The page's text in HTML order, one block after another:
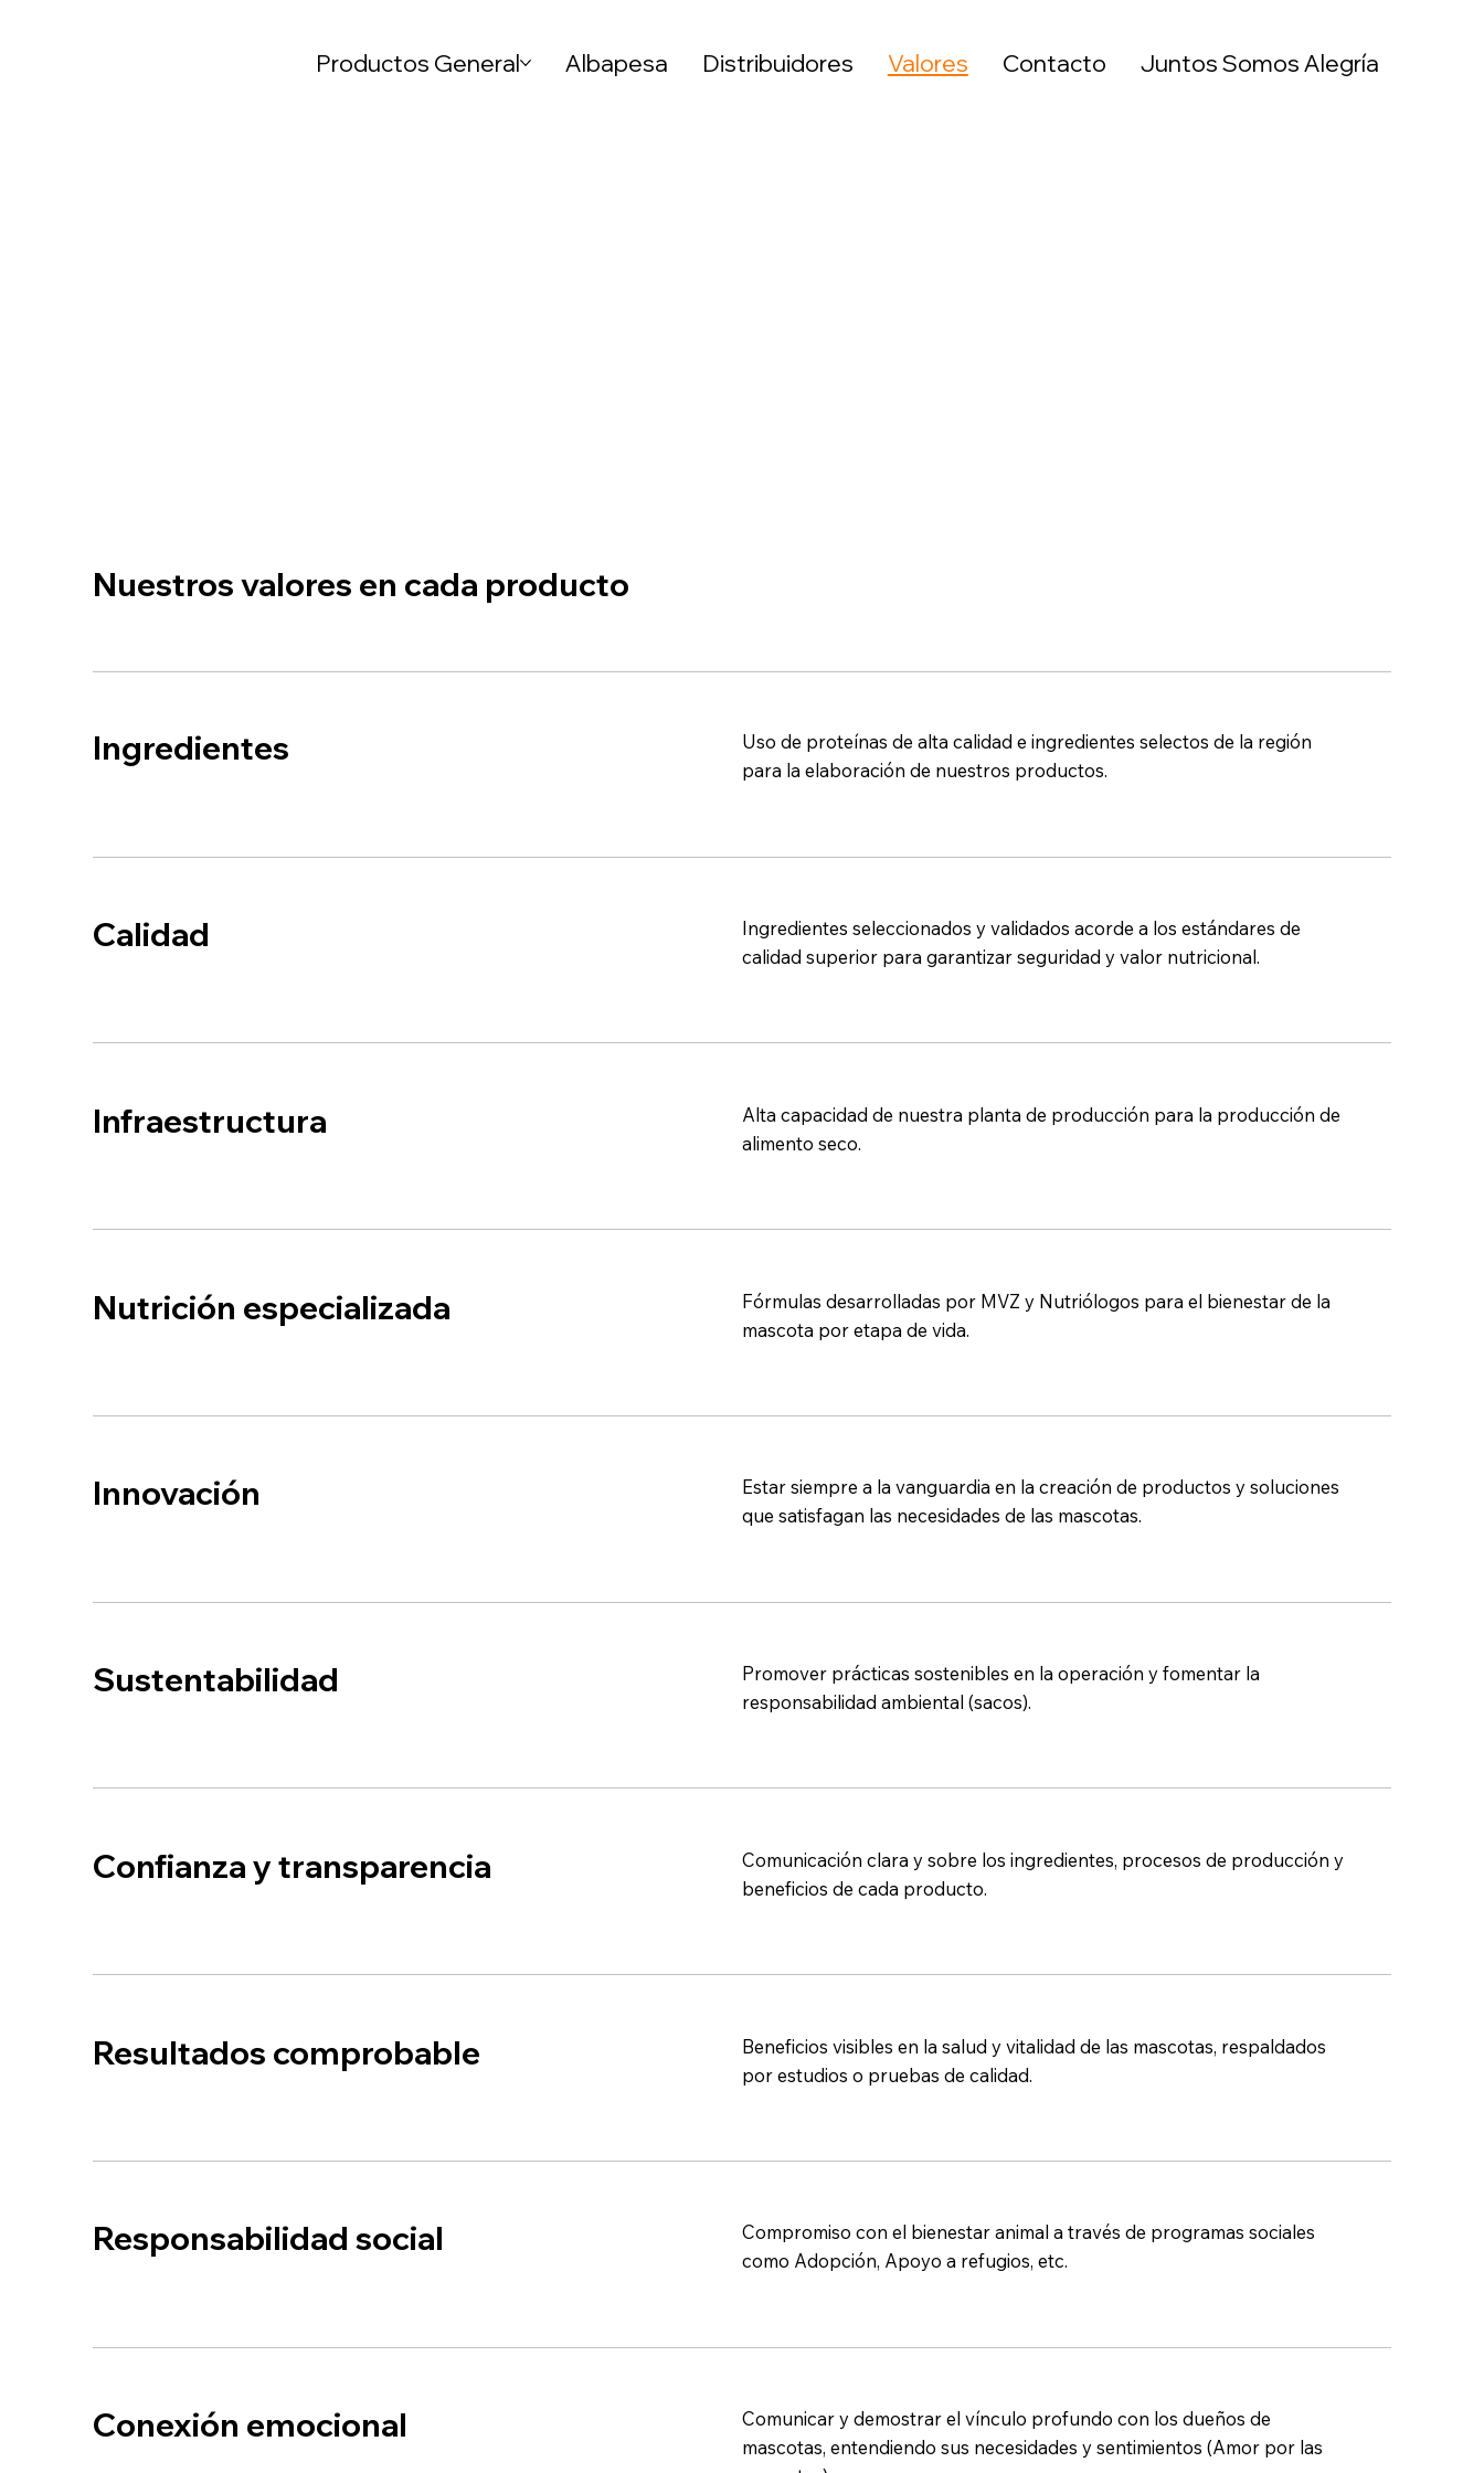
Productos General Albapesa Distribuidores Valores Contacto Juntos Somos Alegría
Nuestros valores en cada producto
Ingredientes
Uso de proteínas de alta calidad e ingredientes selectos de la región
para la elaboración de nuestros productos.
Calidad
Ingredientes seleccionados y validados acorde a los estándares de
calidad superior para garantizar seguridad y valor nutricional.
Infraestructura
Alta capacidad de nuestra planta de producción para la producción de
alimento seco.
Nutrición especializada
Fórmulas desarrolladas por MVZ y Nutriólogos para el bienestar de la
mascota por etapa de vida.
Innovación
Estar siempre a la vanguardia en la creación de productos y soluciones
que satisfagan las necesidades de las mascotas.
Sustentabilidad
Promover prácticas sostenibles en la operación y fomentar la
responsabilidad ambiental (sacos).
Confianza y transparencia
Comunicación clara y sobre los ingredientes, procesos de producción y
beneficios de cada producto.
Resultados comprobable
Beneficios visibles en la salud y vitalidad de las mascotas, respaldados
por estudios o pruebas de calidad.
Responsabilidad social
Compromiso con el bienestar animal a través de programas sociales
como Adopción, Apoyo a refugios, etc.
Conexión emocional
Comunicar y demostrar el vínculo profundo con los dueños de
mascotas, entendiendo sus necesidades y sentimientos (Amor por las